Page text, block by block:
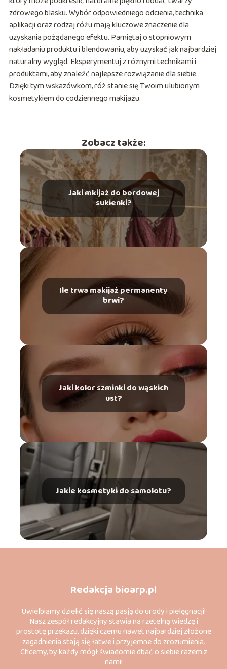
zdrowego blasku. Wybór odpowiedniego odcienia, technika
aplikacji oraz rodzaj różu mają kluczowe znaczenie dla
uzyskania pożądanego efektu. Pamiętaj o stopniowym
nakładaniu produktu i blendowaniu, aby uzyskać jak najbardziej
naturalny wygląd. Eksperymentuj z różnymi technikami i
produktami, aby znaleźć najlepsze rozwiązanie dla siebie.
Dzięki tym wskazówkom, róż stanie się Twoim ulubionym
kosmetykiem do codziennego makijażu.
Zobacz także:
Jaki mkijaż do bordowej
sukienki?
Ile trwa makijaż permanenty
brwi?
Jaki kolor szminki do wąskich
ust?
Jakie kosmetyki do samolotu?
Redakcja bioarp.pl
Uwielbiamy dzielić się naszą pasją do urody i pielęgnacji!
Nasz zespół redakcyjny stawia na rzetelną wiedzę i
prostotę przekazu, dzięki czemu nawet najbardziej złożone
zagadnienia stają się łatwe i przyjemne do zrozumienia.
Chcemy, by każdy mógł świadomie dbać o siebie razem z
nami!